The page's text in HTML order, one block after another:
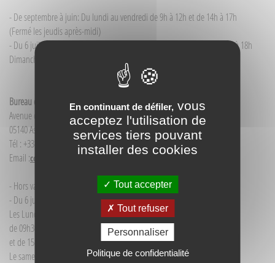
- De septembre à juin: Du lundi au vendredi de 9h à 12h et de 14h à 17h
(Fermé les jeudis après-midi)
- Du 6 juillet / au 30 août : du lundi au samedi de 9h à 12h00 et de 14h à 18h
Dimanche et jour férié : 9h à 12h00
Bureau d'Informations touristiques Aspres-sur-Buëch
Avenue de la Gare
05140 Aspres-sur-Buëch - France
Tél : +33(0)4 92 58 68 88
Email :contact@sources-du-buech.com
- Hors vacances d'été : mardi de 9h30 à 12h00
- Du 6 juillet au 30 août :
Les Lundi et Mercredi
de 09h30 à 12h30
et de 15h30 à 18h00
Le samedi matin de 09h30 à 12h30
En continuant de défiler, vous
acceptez l'utilisation de
services tiers pouvant
installer des cookies
Tout accepter
Tout refuser
Personnaliser
Politique de confidentialité